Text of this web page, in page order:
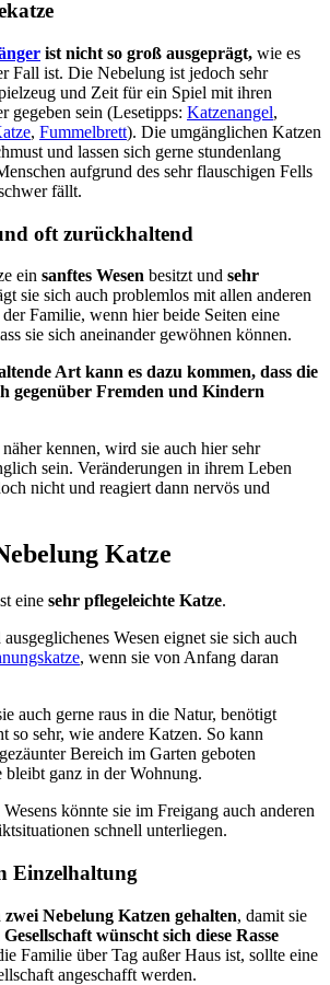
ist nicht so groß ausgeprägt, wie es
Fall ist. Die Nebelung ist jedoch sehr
und Zeit für ein Spiel mit ihren
gegeben sein (Lesetipps: Katzenangel,
, Fummelbrett). Die umgänglichen Katzen
und lassen sich gerne stundenlang
aufgrund des sehr flauschigen Fells
fällt.
oft zurückhaltend
ein sanftes Wesen besitzt und sehr
sie sich auch problemlos mit allen anderen
Familie, wenn hier beide Seiten eine
sie sich aneinander gewöhnen können.
Art kann es dazu kommen, dass die
gegenüber Fremden und Kindern
kennen, wird sie auch hier sehr
sein. Veränderungen in ihrem Leben
nicht und reagiert dann nervös und
Katze
eine sehr pflegeleichte Katze.
Wesen eignet sie sich auch
, wenn sie von Anfang daran
auch gerne raus in die Natur, benötigt
so sehr, wie andere Katzen. So kann
Bereich im Garten geboten
bleibt ganz in der Wohnung.
könnte sie im Freigang auch anderen
schnell unterliegen.
Einzelhaltung
Nebelung Katzen gehalten, damit sie
Gesellschaft wünscht sich diese Rasse
Familie über Tag außer Haus ist, sollte eine
angeschafft werden.